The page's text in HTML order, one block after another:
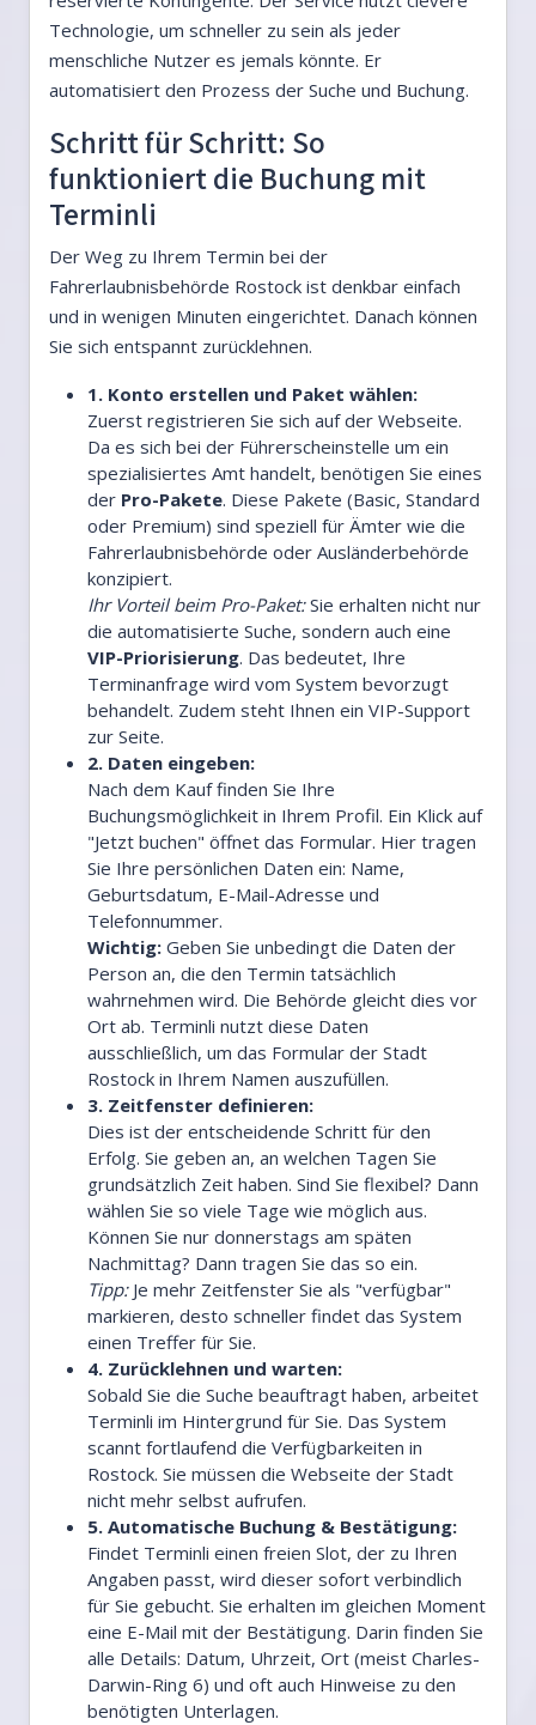
Technologie, um schneller zu sein als jeder
menschliche Nutzer es jemals könnte. Er
automatisiert den Prozess der Suche und Buchung.
Schritt für Schritt: So
funktioniert die Buchung mit
Terminli
Der Weg zu Ihrem Termin bei der
Fahrerlaubnisbehörde Rostock ist denkbar einfach
und in wenigen Minuten eingerichtet. Danach können
Sie sich entspannt zurücklehnen.
1. Konto erstellen und Paket wählen:
Zuerst registrieren Sie sich auf der Webseite.
Da es sich bei der Führerscheinstelle um ein
spezialisiertes Amt handelt, benötigen Sie eines
der Pro-Pakete. Diese Pakete (Basic, Standard
oder Premium) sind speziell für Ämter wie die
Fahrerlaubnisbehörde oder Ausländerbehörde
konzipiert.
Ihr Vorteil beim Pro-Paket:Sie erhalten nicht nur
die automatisierte Suche, sondern auch eine
VIP-Priorisierung. Das bedeutet, Ihre
Terminanfrage wird vom System bevorzugt
behandelt. Zudem steht Ihnen ein VIP-Support
zur Seite.
2. Daten eingeben:
Nach dem Kauf finden Sie Ihre
Buchungsmöglichkeit in Ihrem Profil. Ein Klick auf
"Jetzt buchen" öffnet das Formular. Hier tragen
Sie Ihre persönlichen Daten ein: Name,
Geburtsdatum, E-Mail-Adresse und
Telefonnummer.
Wichtig: Geben Sie unbedingt die Daten der
Person an, die den Termin tatsächlich
wahrnehmen wird. Die Behörde gleicht dies vor
Ort ab. Terminli nutzt diese Daten
ausschließlich, um das Formular der Stadt
Rostock in Ihrem Namen auszufüllen.
3. Zeitfenster definieren:
Dies ist der entscheidende Schritt für den
Erfolg. Sie geben an, an welchen Tagen Sie
grundsätzlich Zeit haben. Sind Sie flexibel? Dann
wählen Sie so viele Tage wie möglich aus.
Können Sie nur donnerstags am späten
Nachmittag? Dann tragen Sie das so ein.
Tipp:Je mehr Zeitfenster Sie als "verfügbar"
markieren, desto schneller findet das System
einen Treffer für Sie.
4. Zurücklehnen und warten:
Sobald Sie die Suche beauftragt haben, arbeitet
Terminli im Hintergrund für Sie. Das System
scannt fortlaufend die Verfügbarkeiten in
Rostock. Sie müssen die Webseite der Stadt
nicht mehr selbst aufrufen.
5. Automatische Buchung & Bestätigung:
Findet Terminli einen freien Slot, der zu Ihren
Angaben passt, wird dieser sofort verbindlich
für Sie gebucht. Sie erhalten im gleichen Moment
eine E-Mail mit der Bestätigung. Darin finden Sie
alle Details: Datum, Uhrzeit, Ort (meist Charles-
Darwin-Ring 6) und oft auch Hinweise zu den
benötigten Unterlagen.